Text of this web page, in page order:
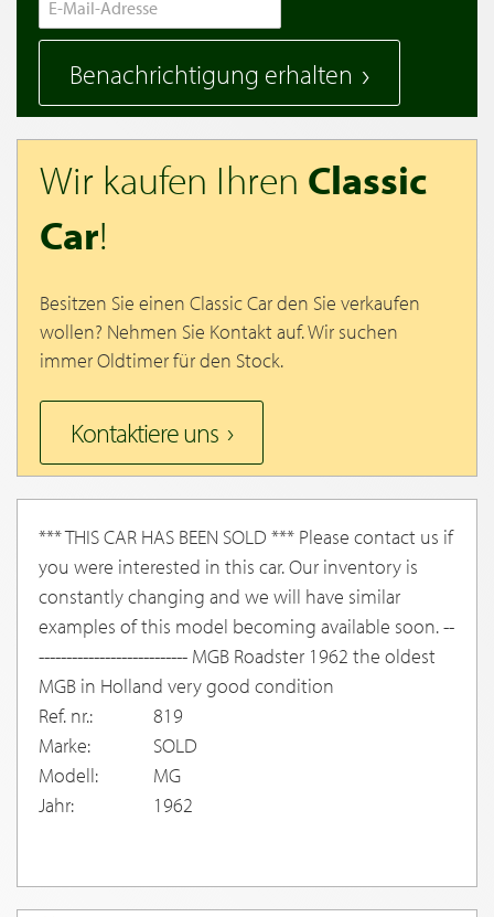
Benachrichtigung erhalten
Wir kaufen Ihren Classic
Car!
Besitzen Sie einen Classic Car den Sie verkaufen
wollen? Nehmen Sie Kontakt auf. Wir suchen
immer Oldtimer für den Stock.
Kontaktiere uns
*** THIS CAR HAS BEEN SOLD *** Please contact us if
you were interested in this car. Our inventory is
constantly changing and we will have similar
examples of this model becoming available soon. --
--------------------------- MGB Roadster 1962 the oldest
MGB in Holland very good condition
Ref. nr.:
819
Marke:
SOLD
Modell:
MG
Jahr:
1962